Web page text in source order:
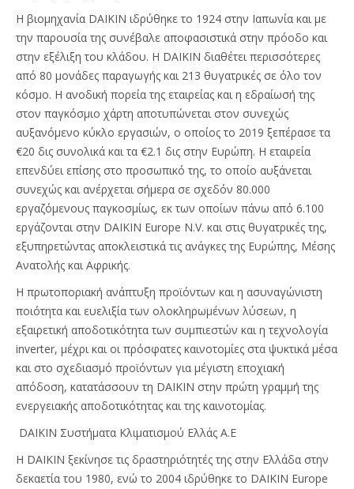
Η βιομηχανία DAIKIN ιδρύθηκε το 1924 στην Ιαπωνία και με
την παρουσία της συνέβαλε αποφασιστικά στην πρόοδο και
στην εξέλιξη του κλάδου. Η DAIKIN διαθέτει περισσότερες
από 80 μονάδες παραγωγής και 213 θυγατρικές σε όλο τον
κόσμο. Η ανοδική πορεία της εταιρείας και η εδραίωσή της
στον παγκόσμιο χάρτη αποτυπώνεται στον συνεχώς
αυξανόμενο κύκλο εργασιών, ο οποίος το 2019 ξεπέρασε τα
€20 δις συνολικά και τα €2.1 δις στην Ευρώπη. Η εταιρεία
επενδύει επίσης στο προσωπικό της, το οποίο αυξάνεται
συνεχώς και ανέρχεται σήμερα σε σχεδόν 80.000
εργαζόμενους παγκοσμίως, εκ των οποίων πάνω από 6.100
εργάζονται στην DAIKIN Europe N.V. και στις θυγατρικές της,
εξυπηρετώντας αποκλειστικά τις ανάγκες της Ευρώπης, Μέσης
Ανατολής και Αφρικής.
Η πρωτοποριακή ανάπτυξη προϊόντων και η ασυναγώνιστη
ποιότητα και ευελιξία των ολοκληρωμένων λύσεων, η
εξαιρετική αποδοτικότητα των συμπιεστών και η τεχνολογία
inverter, μέχρι και οι πρόσφατες καινοτομίες στα ψυκτικά μέσα
και στο σχεδιασμό προϊόντων για μέγιστη εποχιακή
απόδοση, κατατάσσουν τη DAIKIN στην πρώτη γραμμή της
ενεργειακής αποδοτικότητας και της καινοτομίας.
DAIKIN Συστήματα Κλιματισμού Ελλάς Α.Ε
Η DAIKIN ξεκίνησε τις δραστηριότητές της στην Ελλάδα στην
δεκαετία του 1980, ενώ το 2004 ιδρύθηκε το DAIKIN Europe